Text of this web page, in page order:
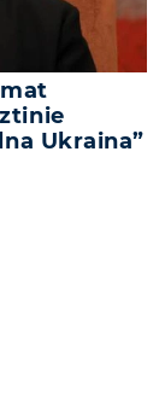
Ukraina”